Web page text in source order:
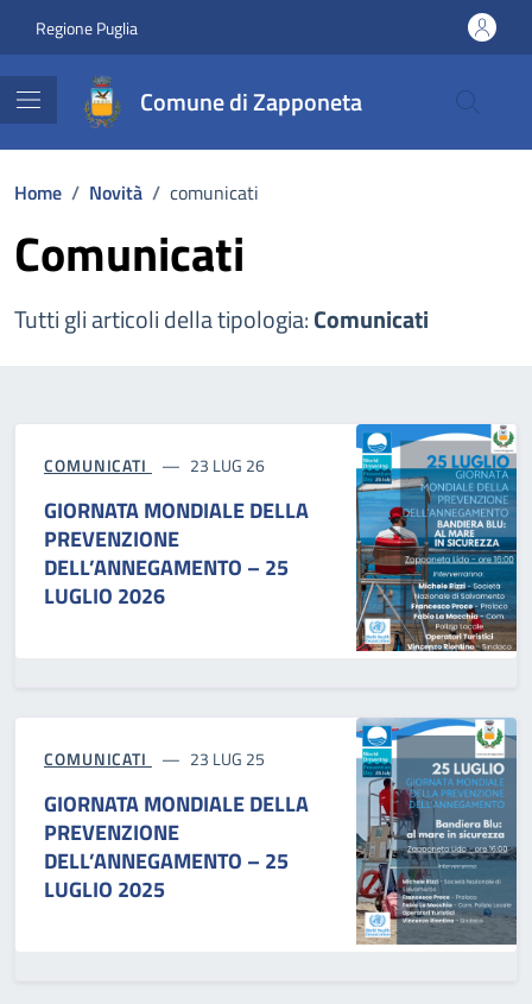
Regione Puglia
Comune di Zapponeta
Home / Novità / comunicati
Comunicati
Tutti gli articoli della tipologia:Comunicati
COMUNICATI 23 LUG 26
GIORNATA MONDIALE DELLA
PREVENZIONE
DELL’ANNEGAMENTO – 25
LUGLIO 2026
COMUNICATI 23 LUG 25
GIORNATA MONDIALE DELLA
PREVENZIONE
DELL’ANNEGAMENTO – 25
LUGLIO 2025